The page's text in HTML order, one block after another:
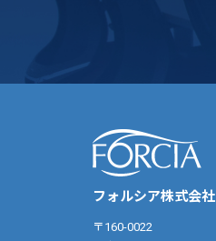
フォルシア株式会社
〒160-0022